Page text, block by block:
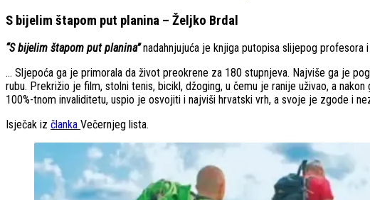
S bijelim štapom put planina – Željko Brdal
“S bijelim štapom put planina”nadahnjujuća je knjiga putopisa slijepog profesora
… Sljepoća ga je primorala da život preokrene za 180 stupnjeva. Najviše ga je
rubu. Prekrižio je film, stolni tenis, bicikl, džoging, u čemu je ranije uživao, a
100%-tnom invaliditetu, uspio je osvojiti i najviši hrvatski vrh, a svoje je zgode i
Isječak iz članka Večernjeg lista.